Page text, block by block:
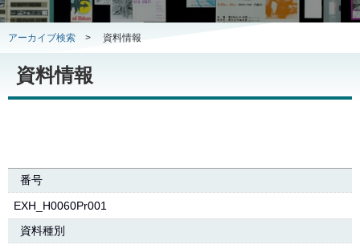
アーカイブ検索 > 資料情報
資料情報
番号
EXH_H0060Pr001
資料種別